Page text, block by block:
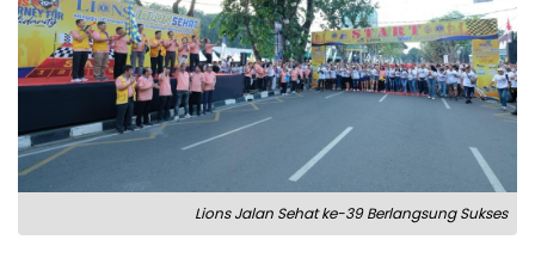
Lions Jalan Sehat ke-39 Berlangsung Sukses